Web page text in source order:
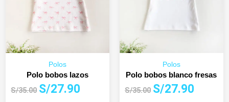
Polos
Polo bobos lazos
S/35.00
El
S/27.90
Polos
Polo bobos blanco fresas
S/35.00
El
S/27.90